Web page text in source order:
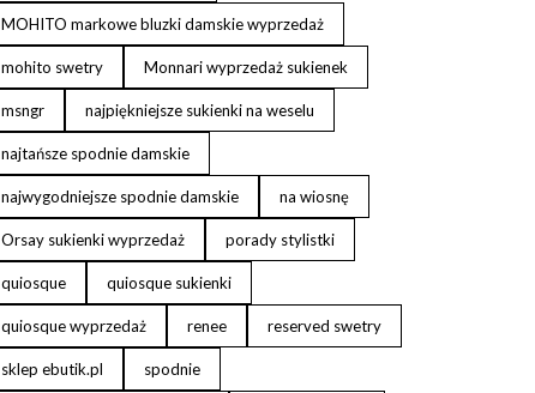
MOHITO markowe bluzki damskie wyprzedaż
mohito swetry Monnari wyprzedaż sukienek
msngr najpiękniejsze sukienki na weselu
najtańsze spodnie damskie
najwygodniejsze spodnie damskie na wiosnę
Orsay sukienki wyprzedaż porady stylistki
quiosque quiosque sukienki
quiosque wyprzedaż renee reserved swetry
sklep ebutik.pl spodnie